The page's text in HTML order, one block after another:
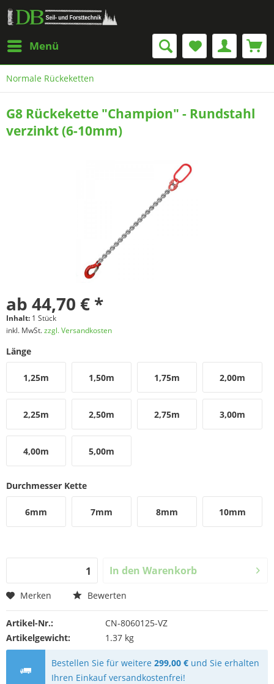
Menü
Normale Rückeketten
G8 Rückekette "Champion" - Rundstahl
verzinkt (6-10mm)
ab 44,70 € *
Inhalt: 1 Stück
inkl. MwSt.zzgl. Versandkosten
Länge
1,25m 1,50m 1,75m 2,00m
2,25m 2,50m 2,75m 3,00m
4,00m 5,00m
Durchmesser Kette
6mm 7mm 8mm 10mm
In den Warenkorb
Merken Bewerten
Artikel-Nr.:
CN-8060125-VZ
Artikelgewicht:
1.37 kg
Bestellen Sie für weitere299,00 € und Sie erhalten
Ihren Einkauf versandkostenfrei!